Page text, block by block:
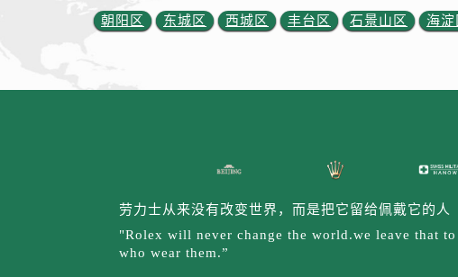
山西省朔州市朔城区怡西路与鄯阳西街交汇
天津市和平区赤峰道136号天津国际金融中
安徽省亳州市谯城区魏武大道劳力士售后服
朝阳区 东城区 西城区 丰台区 石景山区 海淀
劳力士从来没有改变世界，而是把它留给佩戴它的人
"Rolex will never change the world.we leave that to
who wear them.”